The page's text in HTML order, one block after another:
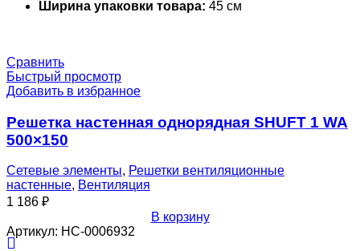
Ширина упаковки товара: 45 см
Сравнить
Быстрый просмотр
Добавить в избранное
Решетка настенная однорядная SHUFT 1 WA
500×150
Сетевые элементы, Решетки вентиляционные
настенные, Вентиляция
1 186 ₽
В корзину
Артикул: НС-0006932